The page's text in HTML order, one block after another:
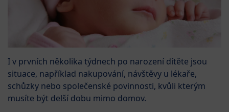
I v prvních několika týdnech po narození dítěte jsou
situace, například nakupování, návštěvy u lékaře,
schůzky nebo společenské povinnosti, kvůli kterým
musíte být delší dobu mimo domov.